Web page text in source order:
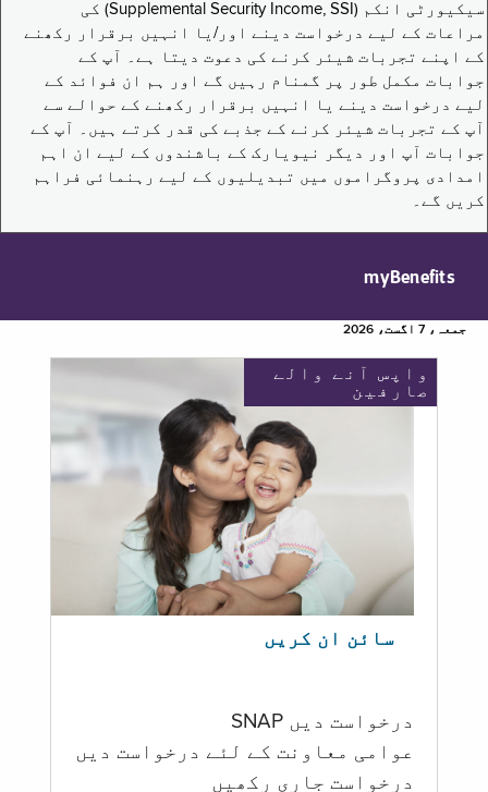
سیکیورٹی انکم (Supplemental Security Income, SSI) کی
مراعات کے لیے درخواست دینے اور/یا انہیں برقرار رکھنے
کے اپنے تجربات شیئر کرنے کی دعوت دیتا ہے۔ آپ کے
جوابات مکمل طور پر گمنام رہیں گے اور ہم ان فوائد کے
لیے درخواست دینے یا انہیں برقرار رکھنے کے حوالے سے
آپ کے تجربات شیئر کرنے کے جذبے کی قدر کرتے ہیں۔ آپ کے
جوابات آپ اور دیگر نیویارک کے باشندوں کے لیے ان اہم
امدادی پروگراموں میں تبدیلیوں کے لیے رہنمائی فراہم
کریں گے۔
myBenefits
جمعہ، 7 اگست، 2026
واپس آنے والے
صارفین
سائن ان کریں
درخواست دیں SNAP
عوامی معاونت کے لئے درخواست دیں
درخواست جاری رکھیں